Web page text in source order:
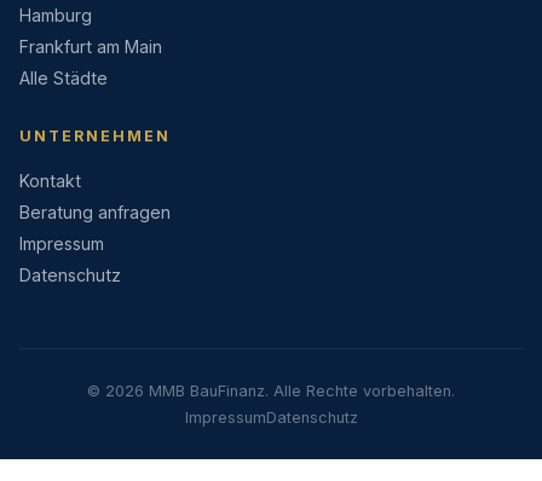
Hamburg
Frankfurt am Main
Alle Städte
UNTERNEHMEN
Kontakt
Beratung anfragen
Impressum
Datenschutz
© 2026 MMB BauFinanz. Alle Rechte vorbehalten.
ImpressumDatenschutz